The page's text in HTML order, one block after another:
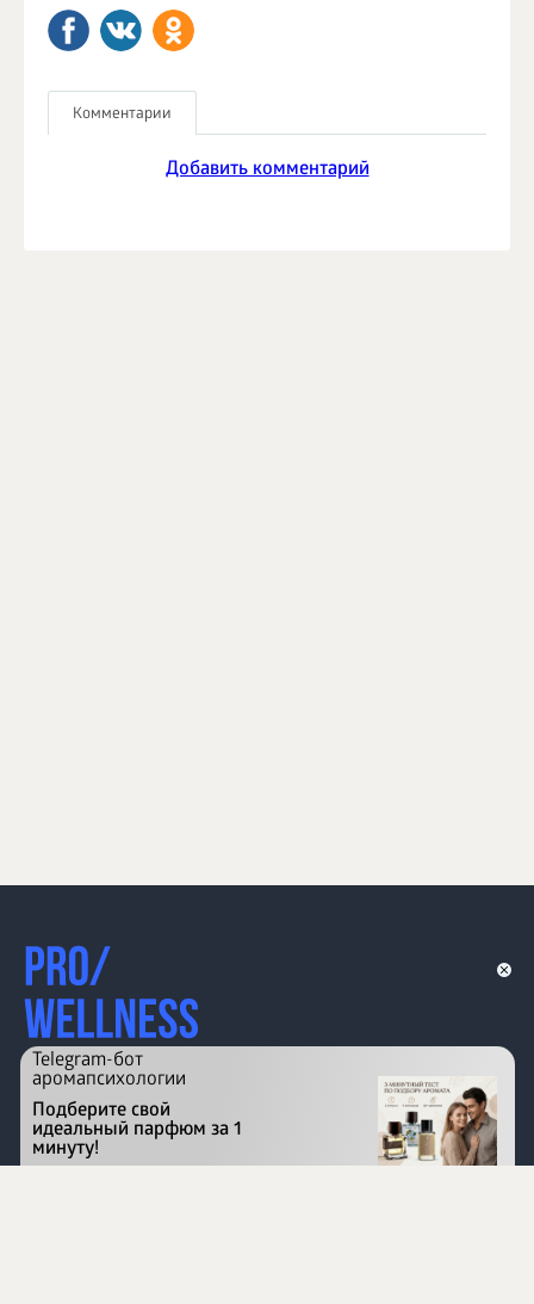
Комментарии
Добавить комментарий
Перейти на сайт
Telegram-бот
аромапсихологии
Подберите свой
идеальный парфюм за 1
минуту!